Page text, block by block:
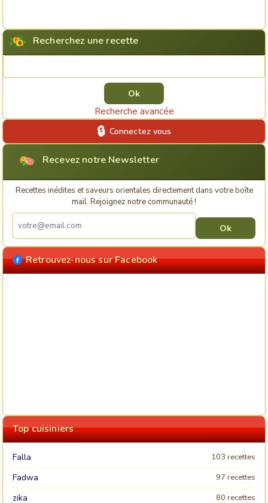
Recherchez une recette
Recherche avancée
Connectez vous
Recevez notre Newsletter
Recettes inédites et saveurs orientales directement dans votre boîte
mail. Rejoignez notre communauté !
Retrouvez-nous sur Facebook
Top cuisiniers
Falla 103 recettes
Fadwa 97 recettes
zika 80 recettes